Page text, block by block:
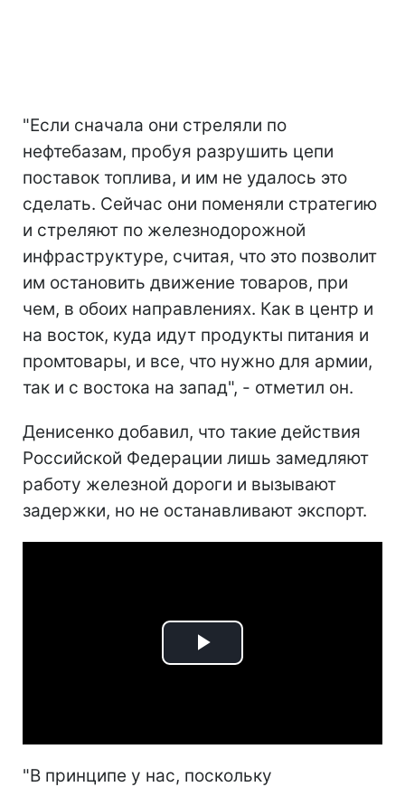
"Если сначала они стреляли по
нефтебазам, пробуя разрушить цепи
поставок топлива, и им не удалось это
сделать. Сейчас они поменяли стратегию
и стреляют по железнодорожной
инфраструктуре, считая, что это позволит
им остановить движение товаров, при
чем, в обоих направлениях. Как в центр и
на восток, куда идут продукты питания и
промтовары, и все, что нужно для армии,
так и с востока на запад", - отметил он.
Денисенко добавил, что такие действия
Российской Федерации лишь замедляют
работу железной дороги и вызывают
задержки, но не останавливают экспорт.
Play
"В принципе у нас, поскольку